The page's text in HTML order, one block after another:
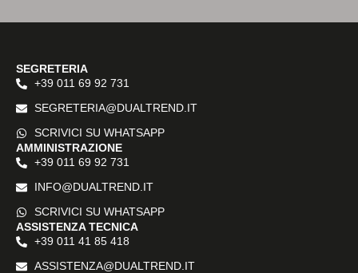
SEGRETERIA
+39 011 69 92 731
SEGRETERIA@DUALTREND.IT
SCRIVICI SU WHATSAPP
AMMINISTRAZIONE
+39 011 69 92 731
INFO@DUALTREND.IT
SCRIVICI SU WHATSAPP
ASSISTENZA TECNICA
+39 011 41 85 418
ASSISTENZA@DUALTREND.IT